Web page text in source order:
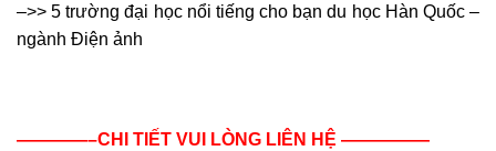
–>> 5 trường đại học nổi tiếng cho bạn du học Hàn Quốc –
ngành Điện ảnh
————–CHI TIẾT VUI LÒNG LIÊN HỆ —————